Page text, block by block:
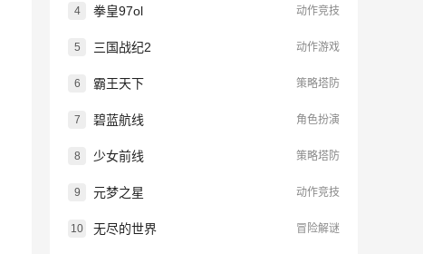
4 拳皇97ol 动作竞技
5 三国战纪2 动作游戏
6 霸王天下 策略塔防
7 碧蓝航线 角色扮演
8 少女前线 策略塔防
9 元梦之星 动作竞技
10 无尽的世界 冒险解谜